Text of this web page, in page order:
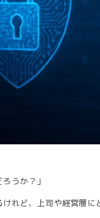
うか？」
けれど、上司や経営層